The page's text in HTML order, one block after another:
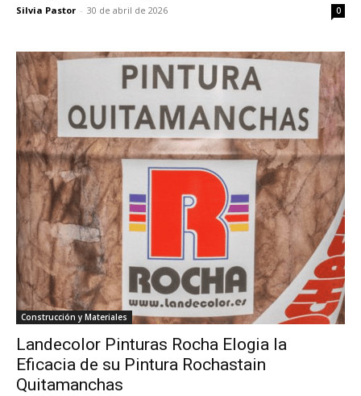
Silvia Pastor - 30 de abril de 2026 0
Construcción y Materiales
Landecolor Pinturas Rocha Elogia la
Eficacia de su Pintura Rochastain
Quitamanchas